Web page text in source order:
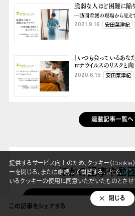
この記事をシェアする
脆弱な人ほど困難に陥
―訪問看護の現場から見え
2021.9.16 安田菜津紀
「いつも会っているあ
ロナウイルスのリスクと
2020.6.15 安田菜津紀
連載記事一覧へ
ほかの記事や動
全ての記事を見
提供するサービス向上のため、クッキー（Cookie
ーを閉じる、または継続して閲覧することで、プラ
いるクッキーの使用に同意いただいたものとさせ
閉じる